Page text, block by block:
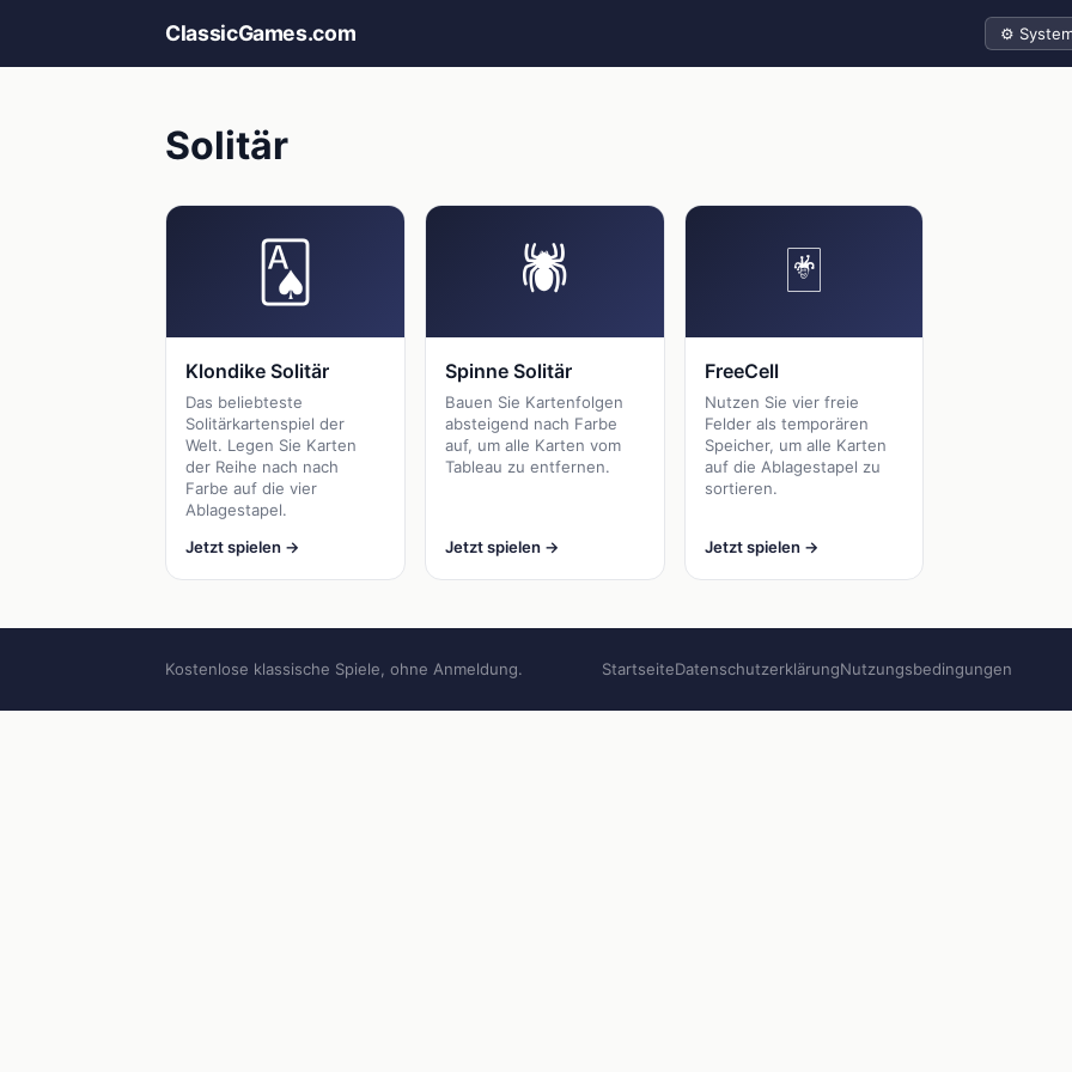
ClassicGames.com Design
Solitär
🂡
Klondike Solitär
Das beliebteste
Solitärkartenspiel der
Welt. Legen Sie Karten
der Reihe nach nach
Farbe auf die vier
Ablagestapel.
Jetzt spielen →
🕷
Spinne Solitär
Bauen Sie Kartenfolgen
absteigend nach Farbe
auf, um alle Karten vom
Tableau zu entfernen.
Jetzt spielen →
🃏
FreeCell
Nutzen Sie vier freie
Felder als temporären
Speicher, um alle Karten
auf die Ablagestapel zu
sortieren.
Jetzt spielen →
Kostenlose klassische Spiele, ohne Anmeldung. StartseiteDatenschutzerklärungNutzungsbedingungen